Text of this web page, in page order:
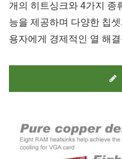
개의 히트싱크와 4가지 종
능을 제공하며 다양한 칩
용자에게 경제적인 열 해